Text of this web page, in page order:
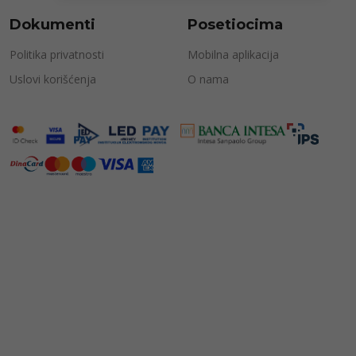
Dokumenti
Politika privatnosti
Uslovi korišćenja
Posetiocima
Mobilna aplikacija
O nama